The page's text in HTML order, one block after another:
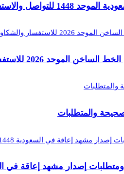
والاستفسار
2026 للاستفسار والشكاوي
إصدار مشهد إعاقة في